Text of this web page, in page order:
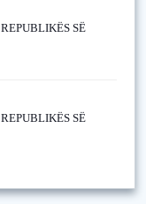
SË
SË